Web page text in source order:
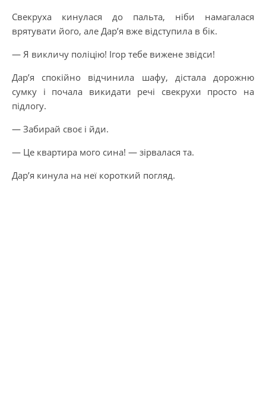
Свекруха кинулася до пальта, ніби намагалася
врятувати його, але Дар’я вже відступила в бік.
— Я викличу поліцію! Ігор тебе вижене звідси!
Дар’я спокійно відчинила шафу, дістала дорожню
сумку і почала викидати речі свекрухи просто на
підлогу.
— Забирай своє і йди.
— Це квартира мого сина! — зірвалася та.
Дар’я кинула на неї короткий погляд.